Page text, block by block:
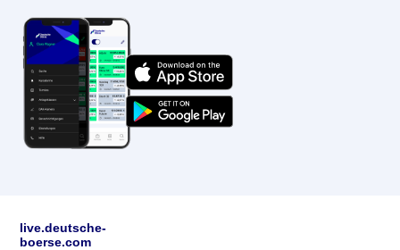
live.deutsche-
boerse.com